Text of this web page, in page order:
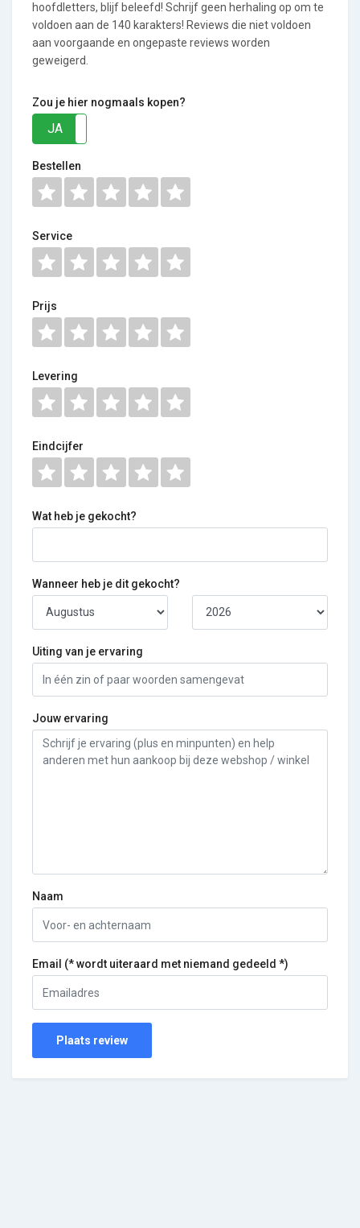
hoofdletters, blijf beleefd! Schrijf geen herhaling op om te
voldoen aan de 140 karakters! Reviews die niet voldoen
aan voorgaande en ongepaste reviews worden
geweigerd.
Zou je hier nogmaals kopen?
JA
Bestellen
Service
Prijs
Levering
Eindcijfer
Wat heb je gekocht?
Wanneer heb je dit gekocht?
Uiting van je ervaring
Jouw ervaring
Naam
Email (* wordt uiteraard met niemand gedeeld *)
Plaats review